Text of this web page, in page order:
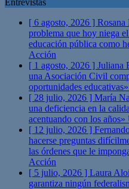
Entrevistas
[ 6 agosto, 2026 ] Rosana
problema que hoy niega
educación pública como
Acción
[ 1 agosto, 2026 ] Juliana
una Asociación Civil
oportunidades educativas»
[ 28 julio, 2026 ] María
una deficiencia en la
acentuando con los
[ 12 julio, 2026 ]
hacerse preguntas
las órdenes que le
Acción
[ 5 julio, 2026 ] Laura
garantiza ningún